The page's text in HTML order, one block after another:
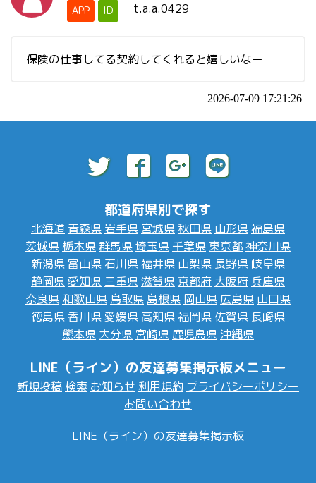
APP ID t.a.a.0429
保険の仕事してる契約してくれると嬉しいなー
2026-07-09 17:21:26
都道府県別で探す
北海道 青森県 岩手県 宮城県 秋田県 山形県福島県
茨城県 栃木県群馬県埼玉県 千葉県 東京都神奈川県
新潟県 富山県 石川県福井県 山梨県 長野県 岐阜県
静岡県愛知県 三重県滋賀県 京都府 大阪府 兵庫県
奈良県 和歌山県 鳥取県 島根県 岡山県 広島県 山口県
徳島県 香川県愛媛県 高知県福岡県 佐賀県 長崎県
熊本県 大分県 宮崎県 鹿児島県 沖縄県
LINE（ライン）の友達募集掲示板メニュー
新規投稿 検索 お知らせ 利用規約 プライバシーポリシー
お問い合わせ
LINE（ライン）の友達募集掲示板